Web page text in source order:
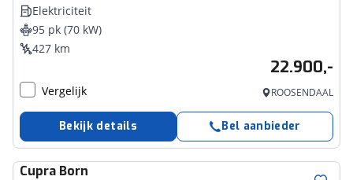
Elektriciteit
95 pk (70 kW)
427 km
22.900,-
Vergelijk ROOSENDAAL
Bekijk details Bel aanbieder
Cupra Born